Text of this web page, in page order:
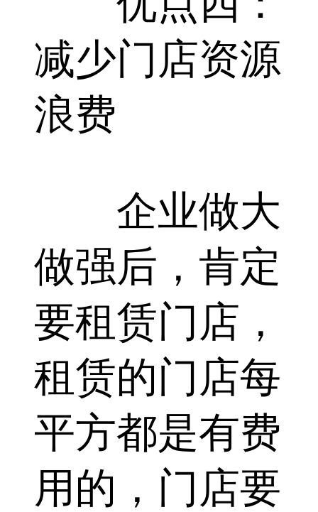
减少门店资源
浪费
企业做大
做强后，肯定
要租赁门店，
租赁的门店每
平方都是有费
用的，门店要